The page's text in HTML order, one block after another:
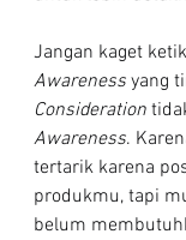
Jangan kaget
Awareness yang
Consideration
Awareness.
tertarik karena
produkmu, tapi
belum